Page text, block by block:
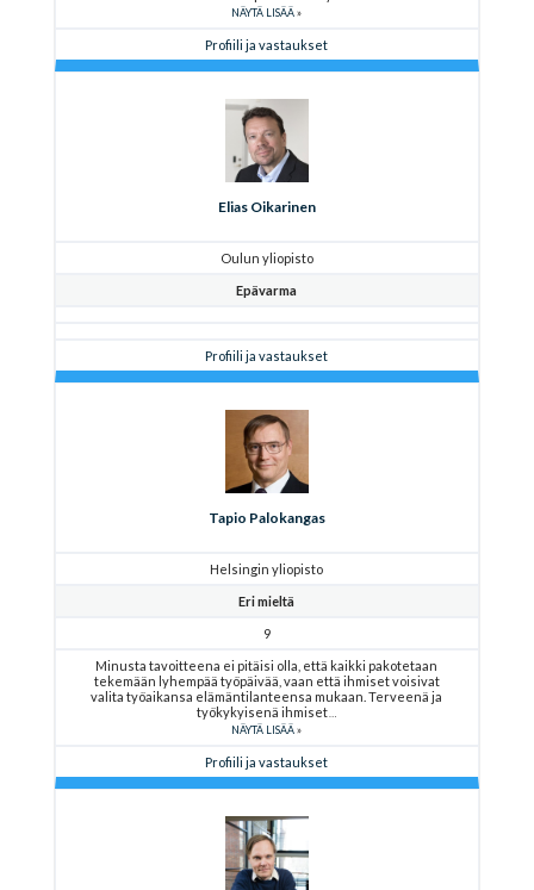
NÄYTÄ LISÄÄ
Profiili ja vastaukset
Elias Oikarinen
Oulun yliopisto
Epävarma
Profiili ja vastaukset
Tapio Palokangas
Helsingin yliopisto
Eri mieltä
9
Minusta tavoitteena ei pitäisi olla, että kaikki pakotetaan
tekemään lyhempää työpäivää, vaan että ihmiset voisivat
valita työaikansa elämäntilanteensa mukaan. Terveenä ja
työkykyisenä ihmiset
NÄYTÄ LISÄÄ
Profiili ja vastaukset